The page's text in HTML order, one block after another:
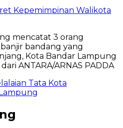
Kepemimpinan Walikota
Tata Kota